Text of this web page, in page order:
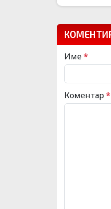
Име*
Коментар*